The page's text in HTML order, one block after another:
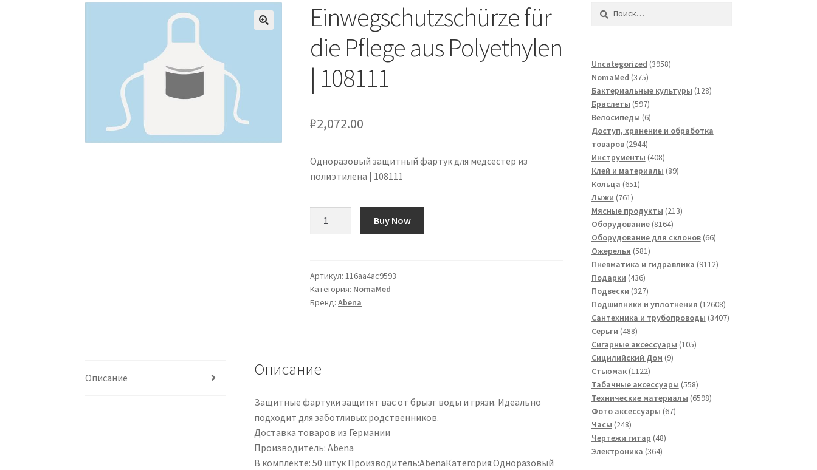
Einwegschutzschürze für
die Pflege aus Polyethylen
| 108111
₽2,072.00
Одноразовый защитный фартук для медсестер из
полиэтилена | 108111
die
Pflege
aus
Buy Now
Артикул:116aa4ac9593
Категория: NomaMed
Бренд:Abena
Описание Описание
Защитные фартуки защитят вас от брызг воды и грязи. Идеально
подходит для заботливых родственников.
Доставка товаров из Германии
Производитель: Abena
В комплекте: 50 штук Производитель:AbenaКатегория:Одноразовый
Uncategorized 39583958
NomaMed 375375
товаров
Бактериальные культуры 128128
Браслеты 597597
товаров
Велосипеды 66
товаров
Доступ, хранение и обработка
товаров 29442944
товара
Инструменты 408408
товаров
Клей и материалы 8989
Кольца 651651
Лыжи 761761
товар
Мясные продукты 213213
Оборудование 81648164
товара
Оборудование для склонов 6666
Ожерелья 581581
товар
Пневматика и гидравлика 91129112
Подарки 436436
товаров
Подвески 327327
товаров
Подшипники и уплотнения 1260812608
товаров
Сантехника и трубопроводы 34073407
Серьги 488488
товаров
Сигарные аксессуары 105105
Сицилийский Дом 99
Стьюмак 11221122
товара
Табачные аксессуары 558558
товаров
Технические материалы 65986598
Фото аксессуары 6767
Часы 248248
товаров
Чертежи гитар 4848
Электроника 364364